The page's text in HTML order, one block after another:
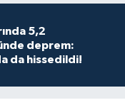
5,2
deprem:
da hissedildi!